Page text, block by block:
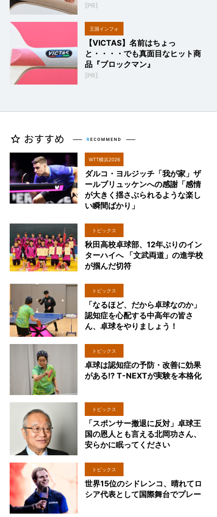
[PR]
王国インフォ
【VICTAS】名前はちょっ
と・・・・でも真面目なヒット商
品『ブロックマン』
[PR]
WTT横浜2026
ダルコ・ヨルジッチ「我が家」ザ
ールブリュッケンへの感謝「感情
が大きく揺さぶられるような楽し
い瞬間ばかり」
トピックス
秋田高校卓球部、12年ぶりのイン
ターハイへ 「文武両道」の進学校
が掴んだ切符
トピックス
「なるほど、だから卓球なのか」
認知症を心配する中高年の皆さ
ん、卓球をやりましょう！
トピックス
卓球は認知症の予防・改善に効果
がある!? T-NEXTが実験を本格化
トピックス
「スポンサー撤退に反対」卓球王
国の恩人とも言える北岡功さん、
安らかに眠ってください
トピックス
世界15位のシドレンコ、晴れてロ
シア代表として国際舞台でプレー